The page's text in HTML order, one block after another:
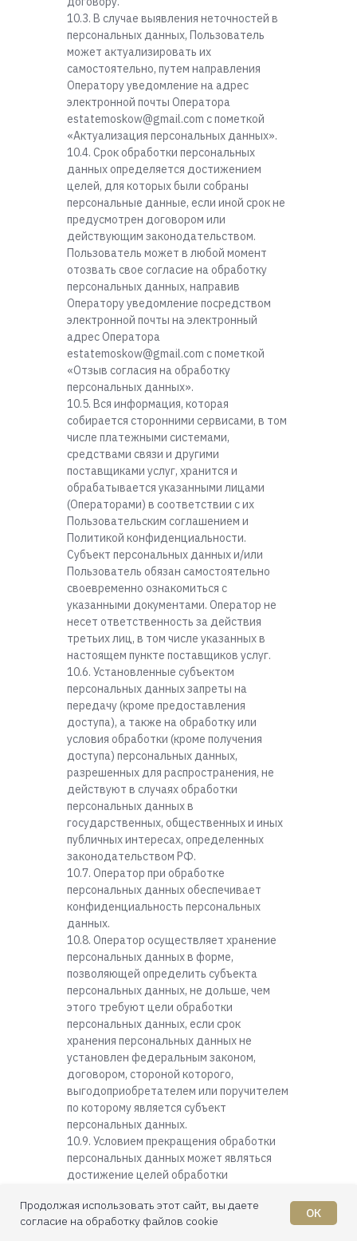
Продолжая использовать этот сайт, вы даете
согласие на обработку файлов cookie
ОК
10.3. В случае выявления неточностей в
персональных данных, Пользователь
может актуализировать их
самостоятельно, путем направления
Оператору уведомление на адрес
электронной почты Оператора
estatemoskow@gmail.com с пометкой
«Актуализация персональных данных».
10.4. Срок обработки персональных
данных определяется достижением
целей, для которых были собраны
персональные данные, если иной срок не
предусмотрен договором или
действующим законодательством.
Пользователь может в любой момент
отозвать свое согласие на обработку
персональных данных, направив
Оператору уведомление посредством
электронной почты на электронный
адрес Оператора
estatemoskow@gmail.com с пометкой
«Отзыв согласия на обработку
персональных данных».
10.5. Вся информация, которая
собирается сторонними сервисами, в том
числе платежными системами,
средствами связи и другими
поставщиками услуг, хранится и
обрабатывается указанными лицами
(Операторами) в соответствии с их
Пользовательским соглашением и
Политикой конфиденциальности.
Субъект персональных данных и/или
Пользователь обязан самостоятельно
своевременно ознакомиться с
указанными документами. Оператор не
несет ответственность за действия
третьих лиц, в том числе указанных в
настоящем пункте поставщиков услуг.
10.6. Установленные субъектом
персональных данных запреты на
передачу (кроме предоставления
доступа), а также на обработку или
условия обработки (кроме получения
доступа) персональных данных,
разрешенных для распространения, не
действуют в случаях обработки
персональных данных в
государственных, общественных и иных
публичных интересах, определенных
законодательством РФ.
10.7. Оператор при обработке
персональных данных обеспечивает
конфиденциальность персональных
данных.
10.8. Оператор осуществляет хранение
персональных данных в форме,
позволяющей определить субъекта
персональных данных, не дольше, чем
этого требуют цели обработки
персональных данных, если срок
хранения персональных данных не
установлен федеральным законом,
договором, стороной которого,
выгодоприобретателем или поручителем
по которому является субъект
персональных данных.
10.9. Условием прекращения обработки
персональных данных может являться
достижение целей обработки
действия согласия субъекта
персональных данных или отзыв